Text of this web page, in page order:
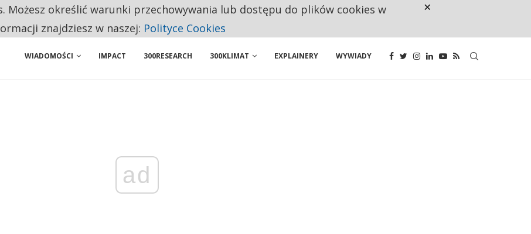
WIELU KANDYDATÓW NIE ROZPOCZYNA PRACY
WIADOMOŚCI IMPACT 300RESEARCH 300KLIMAT EXPLAINERY WYWIADY
ad
Możesz określić warunki przechowywania lub dostępu do plików cookies w
znajdziesz w naszej: Polityce Cookies
×